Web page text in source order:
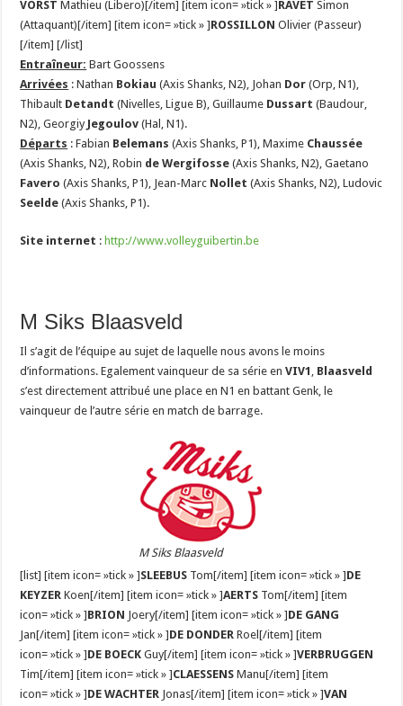
VORST Mathieu (Libero)[/item] [item icon= »tick » ]RAVET Simon
(Attaquant)[/item] [item icon= »tick » ]ROSSILLON Olivier (Passeur)
[/item] [/list]
Entraîneur: Bart Goossens
Arrivées : Nathan Bokiau (Axis Shanks, N2), Johan Dor (Orp, N1),
Thibault Detandt (Nivelles, Ligue B), Guillaume Dussart (Baudour,
N2), Georgiy Jegoulov (Hal, N1).
Départs : Fabian Belemans (Axis Shanks, P1), Maxime Chaussée
(Axis Shanks, N2), Robin de Wergifosse (Axis Shanks, N2), Gaetano
Favero (Axis Shanks, P1), Jean-Marc Nollet (Axis Shanks, N2), Ludovic
Seelde (Axis Shanks, P1).
Site internet : http://www.volleyguibertin.be
M Siks Blaasveld
Il s’agit de l’équipe au sujet de laquelle nous avons le moins
d’informations. Egalement vainqueur de sa série enVIV1 , Blaasveld
s’est directement attribué une place en N1 en battant Genk, le
vainqueur de l’autre série en match de barrage.
M Siks Blaasveld
[list] [item icon= »tick » ]SLEEBUS Tom[/item] [item icon= »tick » ]DE
KEYZER Koen[/item] [item icon= »tick » ]AERTS Tom[/item] [item
icon= »tick » ]BRION Joery[/item] [item icon= »tick » ]DE GANG
Jan[/item] [item icon= »tick » ]DE DONDER Roel[/item] [item
icon= »tick » ]DE BOECK Guy[/item] [item icon= »tick » ]VERBRUGGEN
Tim[/item] [item icon= »tick » ]CLAESSENS Manu[/item] [item
icon= »tick » ]DE WACHTER Jonas[/item] [item icon= »tick » ]VAN